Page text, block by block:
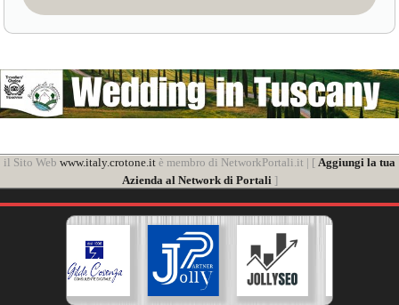
il Sito Web www.italy.crotone.it è membro di NetworkPortali.it | [ Aggiungi la tua
Azienda al Network di Portali]